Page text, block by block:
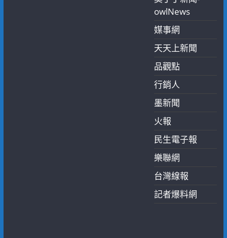
owlNews
媒事網
天天上新聞
品觀點
行銷人
墨新聞
火報
民生電子報
樂聯網
台灣線報
記者爆料網